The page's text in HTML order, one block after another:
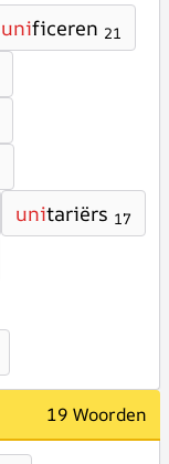
unificeren 21
unitariërs 17
19 Woorden